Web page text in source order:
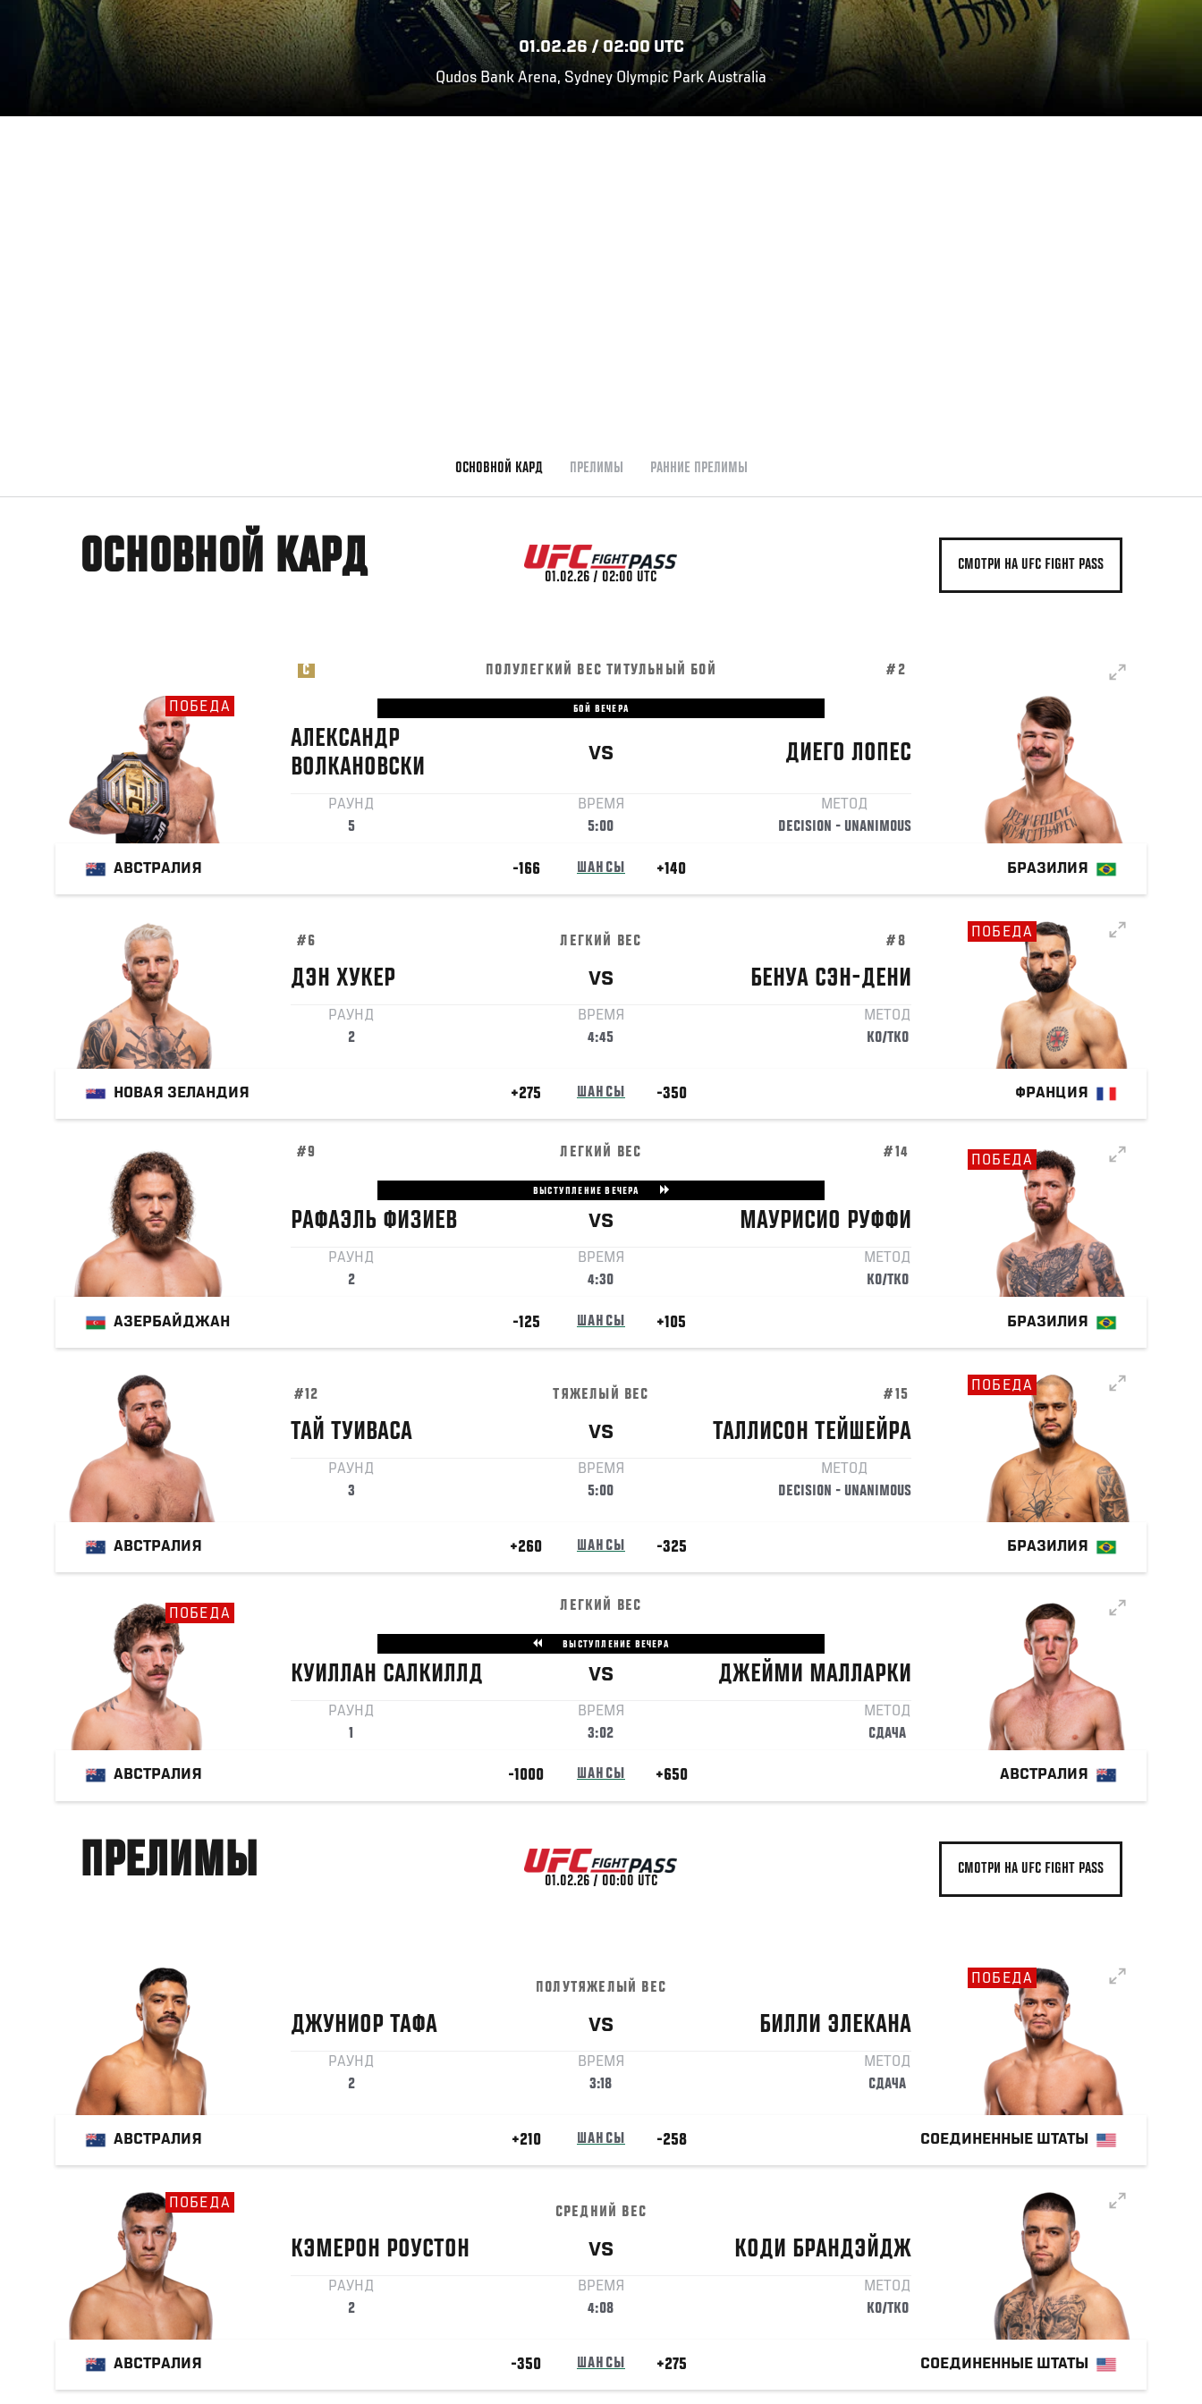
01.02.26 / 02:00 UTC
Qudos Bank Arena, Sydney Olympic Park Australia
ОСНОВНОЙ КАРД ПРЕЛИМЫ РАННИЕ ПРЕЛИМЫ
ОСНОВНОЙ КАРД 01.02.26 / 02:00 UTC
СМОТРИ НА UFC FIGHT PASS
ПОБЕДА
C ПОЛУЛЕГКИЙ ВЕС ТИТУЛЬНЫЙ БОЙ #2
БОЙ ВЕЧЕРА
АЛЕКСАНДР
ВОЛКАНОВСКИ
VS ДИЕГО ЛОПЕС
РАУНД
5
ВРЕМЯ
5:00
МЕТОД
DECISION - UNANIMOUS
АВСТРАЛИЯ -166 ШАНСЫ +140 БРАЗИЛИЯ
#6 ЛЕГКИЙ ВЕС #8
ДЭН ХУКЕР VS БЕНУА СЭН-ДЕНИ
РАУНД
2
ВРЕМЯ
4:45
МЕТОД
KO/TKO
ПОБЕДА
НОВАЯ ЗЕЛАНДИЯ +275 ШАНСЫ -350 ФРАНЦИЯ
#9 ЛЕГКИЙ ВЕС #14
ВЫСТУПЛЕНИЕ ВЕЧЕРА
РАФАЭЛЬ ФИЗИЕВ VS МАУРИСИО РУФФИ
РАУНД
2
ВРЕМЯ
4:30
МЕТОД
KO/TKO
ПОБЕДА
АЗЕРБАЙДЖАН -125 ШАНСЫ +105 БРАЗИЛИЯ
#12 ТЯЖЕЛЫЙ ВЕС #15
ТАЙ ТУИВАСА VS ТАЛЛИСОН ТЕЙШЕЙРА
РАУНД
3
ВРЕМЯ
5:00
МЕТОД
DECISION - UNANIMOUS
ПОБЕДА
АВСТРАЛИЯ +260 ШАНСЫ -325 БРАЗИЛИЯ
ПОБЕДА
ЛЕГКИЙ ВЕС
ВЫСТУПЛЕНИЕ ВЕЧЕРА
КУИЛЛАН САЛКИЛЛД VS ДЖЕЙМИ МАЛЛАРКИ
РАУНД
1
ВРЕМЯ
3:02
МЕТОД
СДАЧА
АВСТРАЛИЯ -1000 ШАНСЫ +650 АВСТРАЛИЯ
ПРЕЛИМЫ 01.02.26 / 00:00 UTC
СМОТРИ НА UFC FIGHT PASS
ПОЛУТЯЖЕЛЫЙ ВЕС
ДЖУНИОР ТАФА VS БИЛЛИ ЭЛЕКАНА
РАУНД
2
ВРЕМЯ
3:18
МЕТОД
СДАЧА
ПОБЕДА
АВСТРАЛИЯ +210 ШАНСЫ -258 СОЕДИНЕННЫЕ ШТАТЫ
ПОБЕДА
СРЕДНИЙ ВЕС
КЭМЕРОН РОУСТОН VS КОДИ БРАНДЭЙДЖ
РАУНД
2
ВРЕМЯ
4:08
МЕТОД
KO/TKO
АВСТРАЛИЯ -350 ШАНСЫ +275 СОЕДИНЕННЫЕ ШТАТЫ